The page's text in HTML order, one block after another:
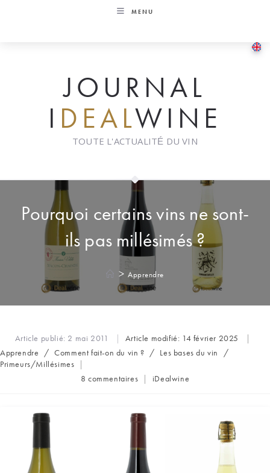
MENU
JOURNAL
I DEALWINE
TOUTE L'ACTUALITÉ DU VIN
Pourquoi certains vins ne sont-
ils pas millésimés ?
> Apprendre
Article publié: 2 mai 2011 Article modifié: 14 février 2025
Post
category:
Apprendre / Comment fait-on du vin ? / Les bases du vin
/
Primeurs/Millésimes
Commentaires
8 commentaires
Auteur/autrice
iDealwine